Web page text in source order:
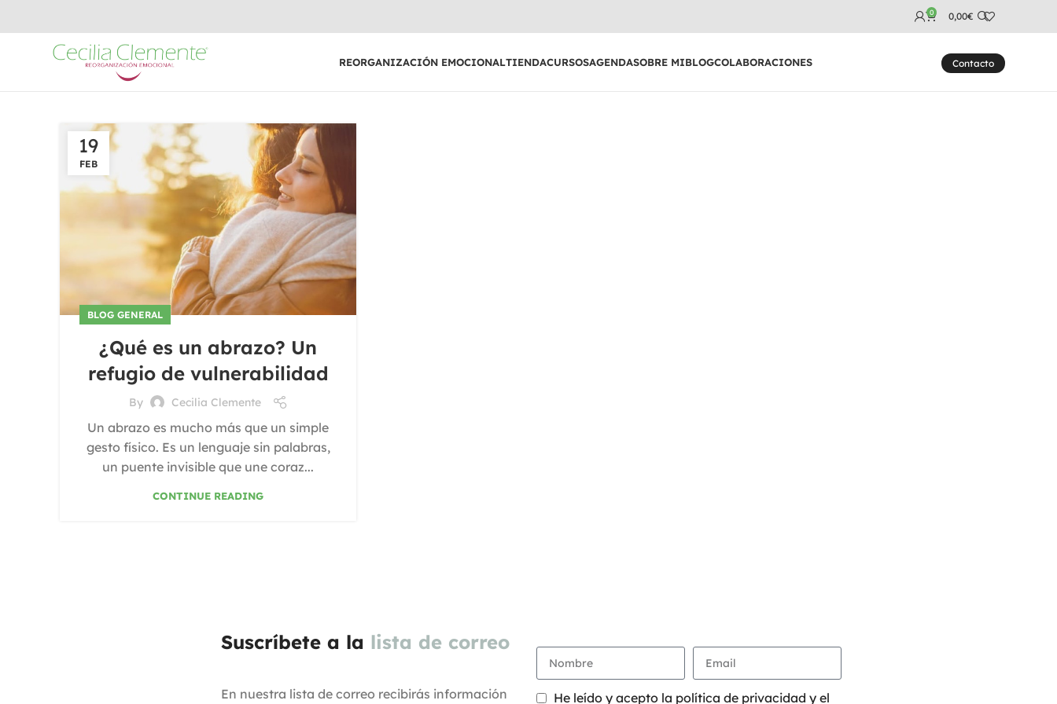
0 0,00€
REORGANIZACIÓN EMOCIONALTIENDACURSOSAGENDASOBRE MIBLOGCOLABORACIONES Contacto
19
FEB
BLOG GENERAL
¿Qué es un abrazo? Un
refugio de vulnerabilidad
By Cecilia Clemente
Un abrazo es mucho más que un simple
gesto físico. Es un lenguaje sin palabras,
un puente invisible que une coraz...
CONTINUE READING
Suscríbete a la lista de correo
En nuestra lista de correo recibirás información He leído y acepto la política de privacidad y el